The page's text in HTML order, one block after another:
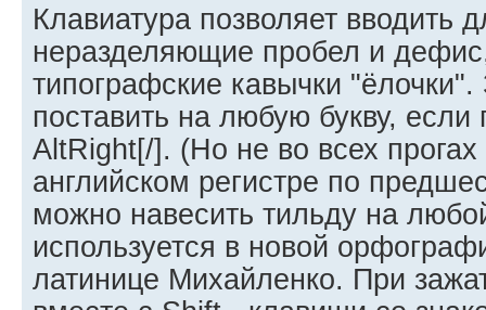
Клавиатура позволяет вводить
неразделяющие пробел и
типографские кавычки
поставить на любую букву, если
AltRight[/]. (Но не во всех
английском регистре по
можно навесить тильду на
используется в новой
латинице Михайленко. При